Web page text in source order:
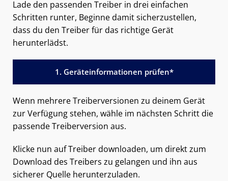
Lade den passenden Treiber in drei einfachen
Schritten runter, Beginne damit sicherzustellen,
dass du den Treiber für das richtige Gerät
herunterlädst.
1. Geräteinformationen prüfen*
Wenn mehrere Treiberversionen zu deinem Gerät
zur Verfügung stehen, wähle im nächsten Schritt die
passende Treiberversion aus.
Klicke nun auf Treiber downloaden, um direkt zum
Download des Treibers zu gelangen und ihn aus
sicherer Quelle herunterzuladen.